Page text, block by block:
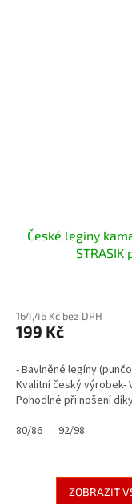
České legíny
164,46 Kč bez DPH
199 Kč
- Bavlněné legíny
Kvalitní český výrobek-
Pohodlné při nošení
80/86
92/98
ZOBRAZIT